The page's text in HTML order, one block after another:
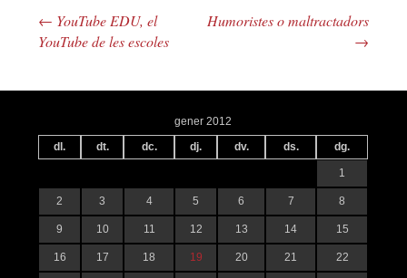
Navegació pels articles
← YouTube EDU, el
YouTube de les escoles
Humoristes o maltractadors
→
gener 2012
dl. dt. dc. dj. dv. ds. dg.
1
2 3 4 5 6 7 8
9 10 11 12 13 14 15
16 17 18 19 20 21 22